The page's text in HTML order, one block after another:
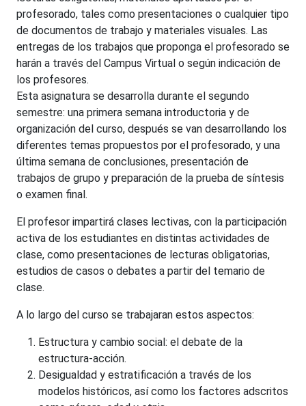
profesorado, tales como presentaciones o cualquier tipo
de documentos de trabajo y materiales visuales. Las
entregas de los trabajos que proponga el profesorado se
harán a través del Campus Virtual o según indicación de
los profesores.
Esta asignatura se desarrolla durante el segundo
semestre: una primera semana introductoria y de
organización del curso, después se van desarrollando los
diferentes temas propuestos por el profesorado, y una
última semana de conclusiones, presentación de
trabajos de grupo y preparación de la prueba de síntesis
o examen final.
El profesor impartirá clases lectivas, con la participación
activa de los estudiantes en distintas actividades de
clase, como presentaciones de lecturas obligatorias,
estudios de casos o debates a partir del temario de
clase.
A lo largo del curso se trabajaran estos aspectos:
Estructura y cambio social: el debate de la
estructura-acción.
Desigualdad y estratificación a través de los
modelos históricos, así como los factores adscritos